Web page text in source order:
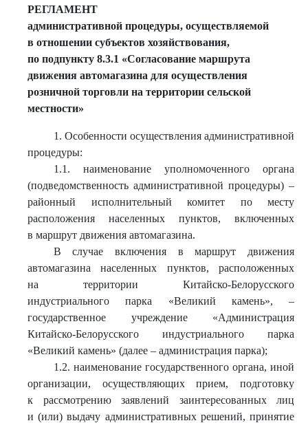
РЕГЛАМЕНТ
административной процедуры, осуществляемой
в отношении субъектов хозяйствования,
по подпункту 8.3.1 «Согласование маршрута
движения автомагазина для осуществления
розничной торговли на территории сельской
местности»
1. Особенности осуществления административной
процедуры:
1.1. наименование уполномоченного органа
(подведомственность административной процедуры) –
районный исполнительный комитет по месту
расположения населенных пунктов, включенных
в маршрут движения автомагазина.
В случае включения в маршрут движения
автомагазина населенных пунктов, расположенных
на территории Китайско-Белорусского
индустриального парка «Великий камень», –
государственное учреждение «Администрация
Китайско-Белорусского индустриального парка
«Великий камень» (далее – администрация парка);
1.2. наименование государственного органа, иной
организации, осуществляющих прием, подготовку
к рассмотрению заявлений заинтересованных лиц
и (или) выдачу административных решений, принятие